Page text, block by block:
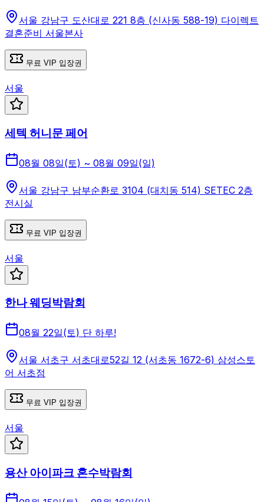
서울 강남구 도산대로 221 8층 (신사동 588-19) 다이렉트
결혼준비 서울본사
무료 VIP 입장권
서울
세텍 허니문 페어
08월 08일(토) ~ 08월 09일(일)
서울 강남구 남부순환로 3104 (대치동 514) SETEC 2층
전시실
무료 VIP 입장권
서울
한나 웨딩박람회
08월 22일(토) 단 하루!
서울 서초구 서초대로52길 12 (서초동 1672-6) 삼성스토
어 서초점
무료 VIP 입장권
서울
용산 아이파크 혼수박람회